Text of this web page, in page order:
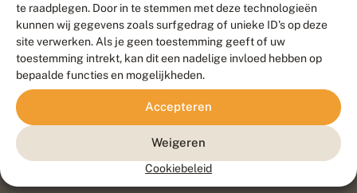
te raadplegen. Door in te stemmen met deze technologieën
kunnen wij gegevens zoals surfgedrag of unieke ID's op deze
site verwerken. Als je geen toestemming geeft of uw
toestemming intrekt, kan dit een nadelige invloed hebben op
bepaalde functies en mogelijkheden.
Accepteren
Weigeren
Cookiebeleid
Contact
Veelgestelde vragen
Doneer
Meld waarnemingen© 2026 Vlinderstichting
Duurzaam ontwikkeld door
Go2People
, ontworpen door
Blue Field Agency
Privacy
Disclaimer
Sitemap